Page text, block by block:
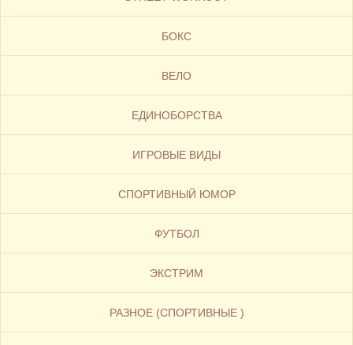
БОКС
ВЕЛО
ЕДИНОБОРСТВА
ИГРОВЫЕ ВИДЫ
СПОРТИВНЫЙ ЮМОР
ФУТБОЛ
ЭКСТРИМ
РАЗНОЕ (СПОРТИВНЫЕ )